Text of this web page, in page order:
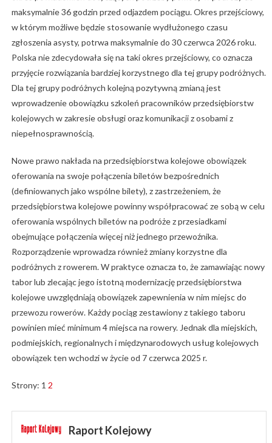
maksymalnie 36 godzin przed odjazdem pociągu. Okres przejściowy,
w którym możliwe będzie stosowanie wydłużonego czasu
zgłoszenia asysty, potrwa maksymalnie do 30 czerwca 2026 roku.
Polska nie zdecydowała się na taki okres przejściowy, co oznacza
przyjęcie rozwiązania bardziej korzystnego dla tej grupy podróżnych.
Dla tej grupy podróżnych kolejną pozytywną zmianą jest
wprowadzenie obowiązku szkoleń pracowników przedsiębiorstw
kolejowych w zakresie obsługi oraz komunikacji z osobami z
niepełnosprawnością.
Nowe prawo nakłada na przedsiębiorstwa kolejowe obowiązek
oferowania na swoje połączenia biletów bezpośrednich
(definiowanych jako wspólne bilety), z zastrzeżeniem, że
przedsiębiorstwa kolejowe powinny współpracować ze sobą w celu
oferowania wspólnych biletów na podróże z przesiadkami
obejmujące połączenia więcej niż jednego przewoźnika.
Rozporządzenie wprowadza również zmiany korzystne dla
podróżnych z rowerem. W praktyce oznacza to, że zamawiając nowy
tabor lub zlecając jego istotną modernizację przedsiębiorstwa
kolejowe uwzględniają obowiązek zapewnienia w nim miejsc do
przewozu rowerów. Każdy pociąg zestawiony z takiego taboru
powinien mieć minimum 4 miejsca na rowery. Jednak dla miejskich,
podmiejskich, regionalnych i międzynarodowych usług kolejowych
obowiązek ten wchodzi w życie od 7 czerwca 2025 r.
Strony: 1 2
Raport Kolejowy